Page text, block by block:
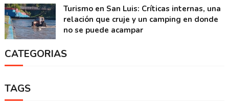
Turismo en San Luis: Críticas internas, una
relación que cruje y un camping en donde
no se puede acampar
CATEGORIAS
TAGS